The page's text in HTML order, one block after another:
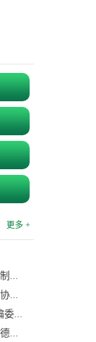
更多 +
...
...
委...
...